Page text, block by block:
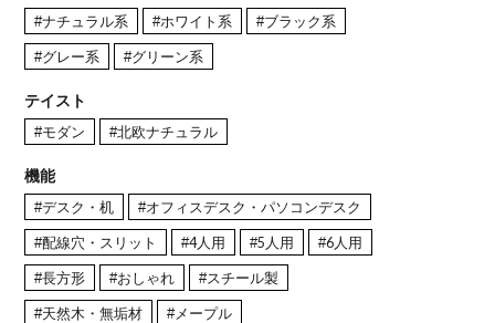
#ナチュラル系 #ホワイト系 #ブラック系
#グレー系 #グリーン系
テイスト
#モダン #北欧ナチュラル
機能
#デスク・机 #オフィスデスク・パソコンデスク
#配線穴・スリット #4人用 #5人用 #6人用
#長方形 #おしゃれ #スチール製
#天然木・無垢材 #メープル